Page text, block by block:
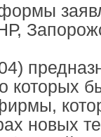
новых